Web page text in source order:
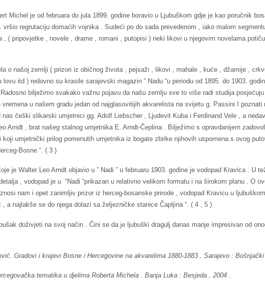
Michel je od februara do jula 1899. godine boravio u Ljubuškom gdje je kao poručnik
vršio regrutaciju domaćih vojnika . Sudeći po do sada prevedenom , iako malom
, ( pripovjetke , novele , drame , romani , putopisi ) neki likovi u njegovim novelama
o našoj zemlji ( prizori iz običnog života , pejsaži , likovi , mahale , kuće , džamije ,
itd ) redovno su krasile sarajevski magazin ” Nadu “u periodu od 1895. do 1903.
Radosno bilježimo svakako važnu pojavu da našu zemlju sve to više radi studija
vremena u našem gradu jedan od najglasovitijih akvarelista na svijetu g. Passini I poznati
nas češki slikarski umjetnici gg. Adolf Liebscher , Ljudevit Kuba i Ferdinand Vele , a
Arndt , brat našeg stalnog umjetnika E. Arndt-Čeplina . Bilježimo s opravdanijem
koji umjetnički prilog pomenutih umjetnika iz bogate zbirke njihovih uspomena s ovog
Bosne “. ( 3 )
je Walter Leo Arndt objavio u ” Nadi ” u februaru 1903. godine je vodopad Kravica . U
, vodopad je u “Nadi “prikazan u relativno velikom formatu i na širokom planu . O
nam i opet zanimljiv prizor iz herceg-bosanske prirode , vodopad Kravicu u
, a najlakše se do njega dolazi sa željezničke stanice Čapljina “. ( 4 , 5 )
doživjeti na svoj način . Čini se da je ljubuški dragulj danas manje impresivan od
Gradovi i krajevi Bosne i Hercegovine na akvarelima 1880-1883 . Sarajevo : Bošnjački
tematika u djelima Roberta Michela . Banja Luka : Besjeda , 2004 .